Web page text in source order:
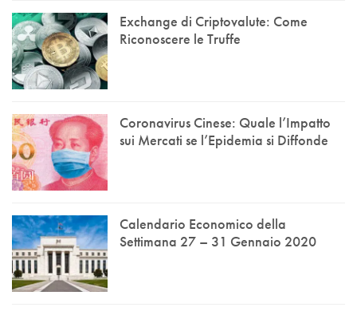
Exchange di Criptovalute: Come
Riconoscere le Truffe
Coronavirus Cinese: Quale l’Impatto
sui Mercati se l’Epidemia si Diffonde
Calendario Economico della
Settimana 27 – 31 Gennaio 2020